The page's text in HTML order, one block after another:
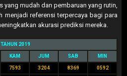
mudah dan pembaruan yang rutin,
menjadi referensi terpercaya bagi para
akurasi prediksi mereka.
TAHUN 2019
KAM JUM SAB MIN
7593 3204 8369 0592